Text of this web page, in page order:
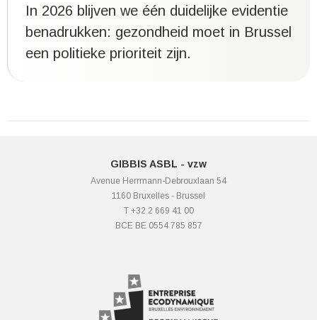
In 2026 blijven we één duidelijke evidentie
benadrukken: gezondheid moet in Brussel
een politieke prioriteit zijn.
GIBBIS ASBL - vzw
Avenue Herrmann-Debrouxlaan 54
1160 Bruxelles - Brussel
T +32 2 669 41 00
BCE BE 0554 785 857